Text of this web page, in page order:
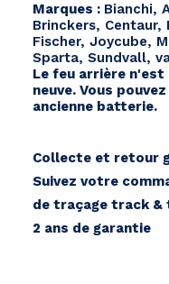
Marques : Bianchi,
Brinckers, Centaur,
Fischer, Joycube,
Sparta, Sundvall,
Le feu arrière
neuve. Vous
ancienne batterie.
Collecte et retour
Suivez votre
de traçage track &
2 ans de garantie